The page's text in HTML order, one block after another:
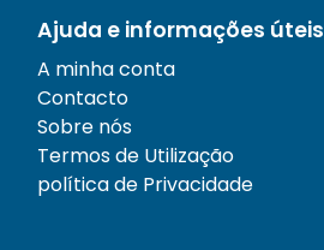
Ajuda e informações úteis
A minha conta
Contacto
Sobre nós
Termos de Utilização
política de Privacidade